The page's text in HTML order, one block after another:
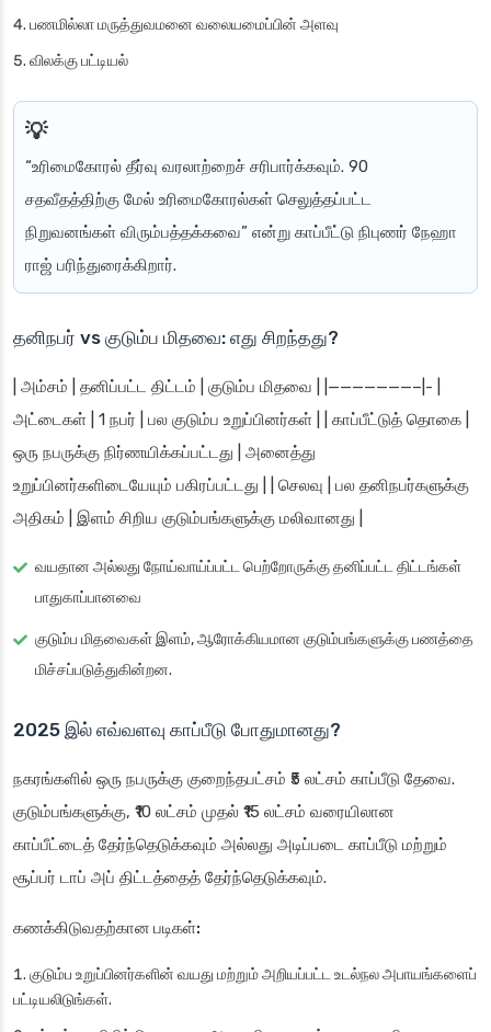
பணமில்லா மருத்துவமனை வலையமைப்பின் அளவு
விலக்கு பட்டியல்
“உரிமைகோரல் தீர்வு வரலாற்றைச் சரிபார்க்கவும். 90
சதவீதத்திற்கு மேல் உரிமைகோரல்கள் செலுத்தப்பட்ட
நிறுவனங்கள் விரும்பத்தக்கவை” என்று காப்பீட்டு நிபுணர் நேஹா
ராஜ் பரிந்துரைக்கிறார்.
தனிநபர் vs குடும்ப மிதவை: எது சிறந்தது?
| அம்சம் | தனிப்பட்ட திட்டம் | குடும்ப மிதவை | |———————–|- |
அட்டைகள் | 1 நபர் | பல குடும்ப உறுப்பினர்கள் | | காப்பீட்டுத் தொகை |
ஒரு நபருக்கு நிர்ணயிக்கப்பட்டது | அனைத்து
உறுப்பினர்களிடையேயும் பகிரப்பட்டது | | செலவு | பல தனிநபர்களுக்கு
அதிகம் | இளம் சிறிய குடும்பங்களுக்கு மலிவானது |
வயதான அல்லது நோய்வாய்ப்பட்ட பெற்றோருக்கு தனிப்பட்ட திட்டங்கள்
பாதுகாப்பானவை
குடும்ப மிதவைகள் இளம், ஆரோக்கியமான குடும்பங்களுக்கு பணத்தை
மிச்சப்படுத்துகின்றன.
2025 இல் எவ்வளவு காப்பீடு போதுமானது?
நகரங்களில் ஒரு நபருக்கு குறைந்தபட்சம் ₹5 லட்சம் காப்பீடு தேவை.
குடும்பங்களுக்கு, ₹10 லட்சம் முதல் ₹15 லட்சம் வரையிலான
காப்பீட்டைத் தேர்ந்தெடுக்கவும் அல்லது அடிப்படை காப்பீடு மற்றும்
சூப்பர் டாப் அப் திட்டத்தைத் தேர்ந்தெடுக்கவும்.
கணக்கிடுவதற்கான படிகள்:
குடும்ப உறுப்பினர்களின் வயது மற்றும் அறியப்பட்ட உடல்நல அபாயங்களைப்
பட்டியலிடுங்கள்.